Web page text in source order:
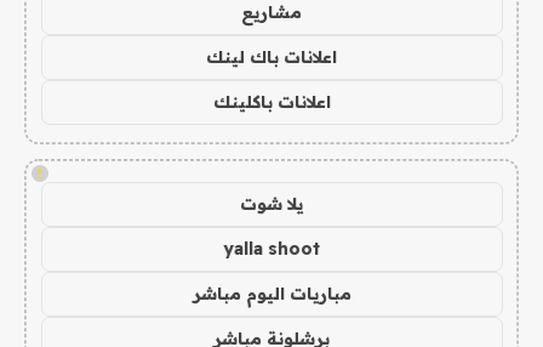
مشاريع
اعلانات باك لينك
اعلانات باكلينك
!
يلا شوت
yalla shoot
مباريات اليوم مباشر
برشلونة مباشر